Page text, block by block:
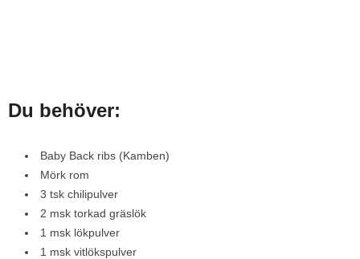
Du behöver:
Baby Back ribs (Kamben)
Mörk rom
3 tsk chilipulver
2 msk torkad gräslök
1 msk lökpulver
1 msk vitlökspulver